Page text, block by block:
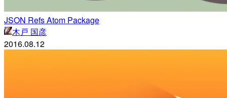
JSON Refs Atom Package
木戸 国彦
2016.08.12